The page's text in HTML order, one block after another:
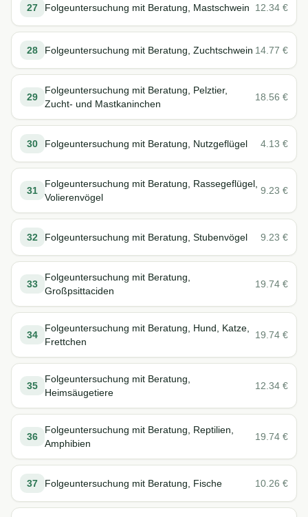
27 Folgeuntersuchung mit Beratung, Mastschwein 12.34 €
28 Folgeuntersuchung mit Beratung, Zuchtschwein 14.77 €
29
Folgeuntersuchung mit Beratung, Pelztier,
Zucht- und Mastkaninchen
18.56 €
30 Folgeuntersuchung mit Beratung, Nutzgeflügel 4.13 €
31
Folgeuntersuchung mit Beratung, Rassegeflügel,
Volierenvögel
9.23 €
32 Folgeuntersuchung mit Beratung, Stubenvögel 9.23 €
33
Folgeuntersuchung mit Beratung,
Großpsittaciden
19.74 €
34
Folgeuntersuchung mit Beratung, Hund, Katze,
Frettchen
19.74 €
35
Folgeuntersuchung mit Beratung,
Heimsäugetiere
12.34 €
36
Folgeuntersuchung mit Beratung, Reptilien,
Amphibien
19.74 €
37 Folgeuntersuchung mit Beratung, Fische 10.26 €